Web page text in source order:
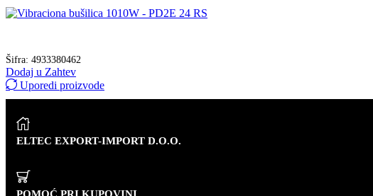
Šifra: 4933380462
Dodaj u Zahtev
Uporedi proizvode
ELTEC EXPORT-IMPORT D.O.O.